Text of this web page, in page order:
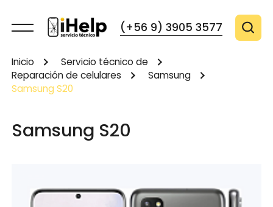
(+56 9) 3905 3577
Inicio
Servicio técnico de
Reparación de celulares
Samsung
Samsung S20
Samsung S20